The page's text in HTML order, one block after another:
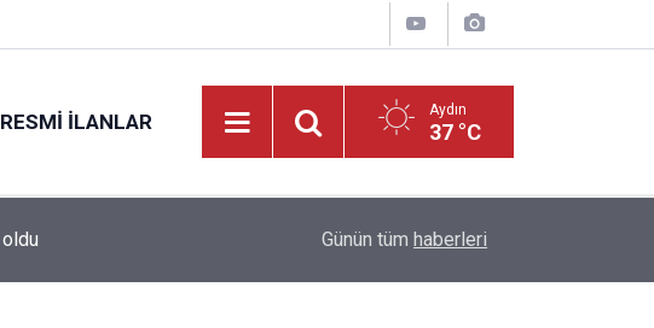
RESMI İLANLAR Aydın
37 °C
Vali Varol, Adalet Bakan Yardımcısı Can Tuncay'ı
Günün tüm haberleri